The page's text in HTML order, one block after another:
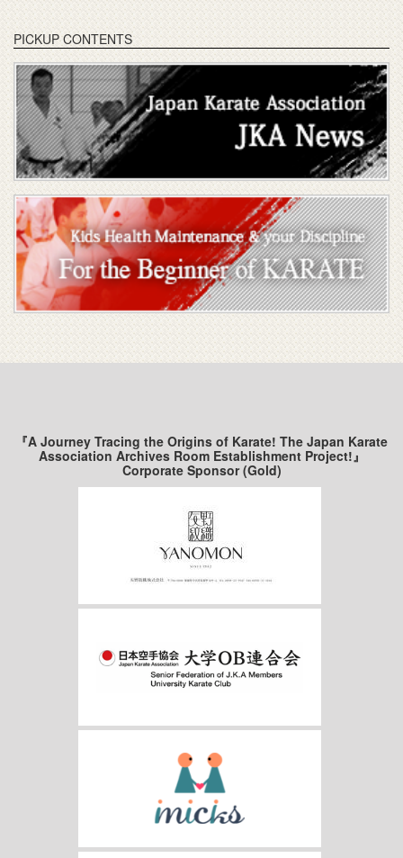
PICKUP CONTENTS
『A Journey Tracing the Origins of Karate! The Japan Karate
Association Archives Room Establishment Project!』
Corporate Sponsor (Gold)